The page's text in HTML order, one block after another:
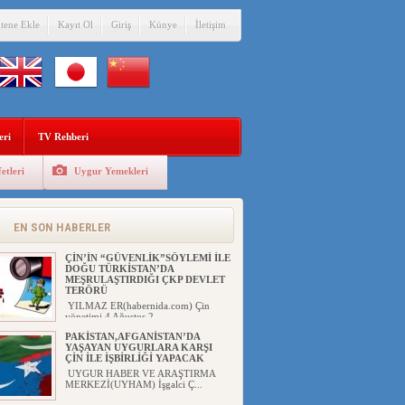
Ekle Kayıt Ol Giriş Künye İletişim
TV Rehberi
Uygur Yemekleri
EN SON HABERLER
ÇİN’İN “GÜVENLİK”SÖYLEMİ İLE
DOĞU TÜRKİSTAN’DA
MEŞRULAŞTIRDIĞI ÇKP DEVLET
TERÖRÜ
YILMAZ ER(habernida.com) Çin
yönetimi 4 Ağustos 2...
PAKİSTAN,AFGANİSTAN’DA
YAŞAYAN UYGURLARA KARŞI
ÇİN İLE İŞBİRLİĞİ YAPACAK
UYGUR HABER VE ARAŞTIRMA
MERKEZİ(UYHAM) İşgalci Ç...